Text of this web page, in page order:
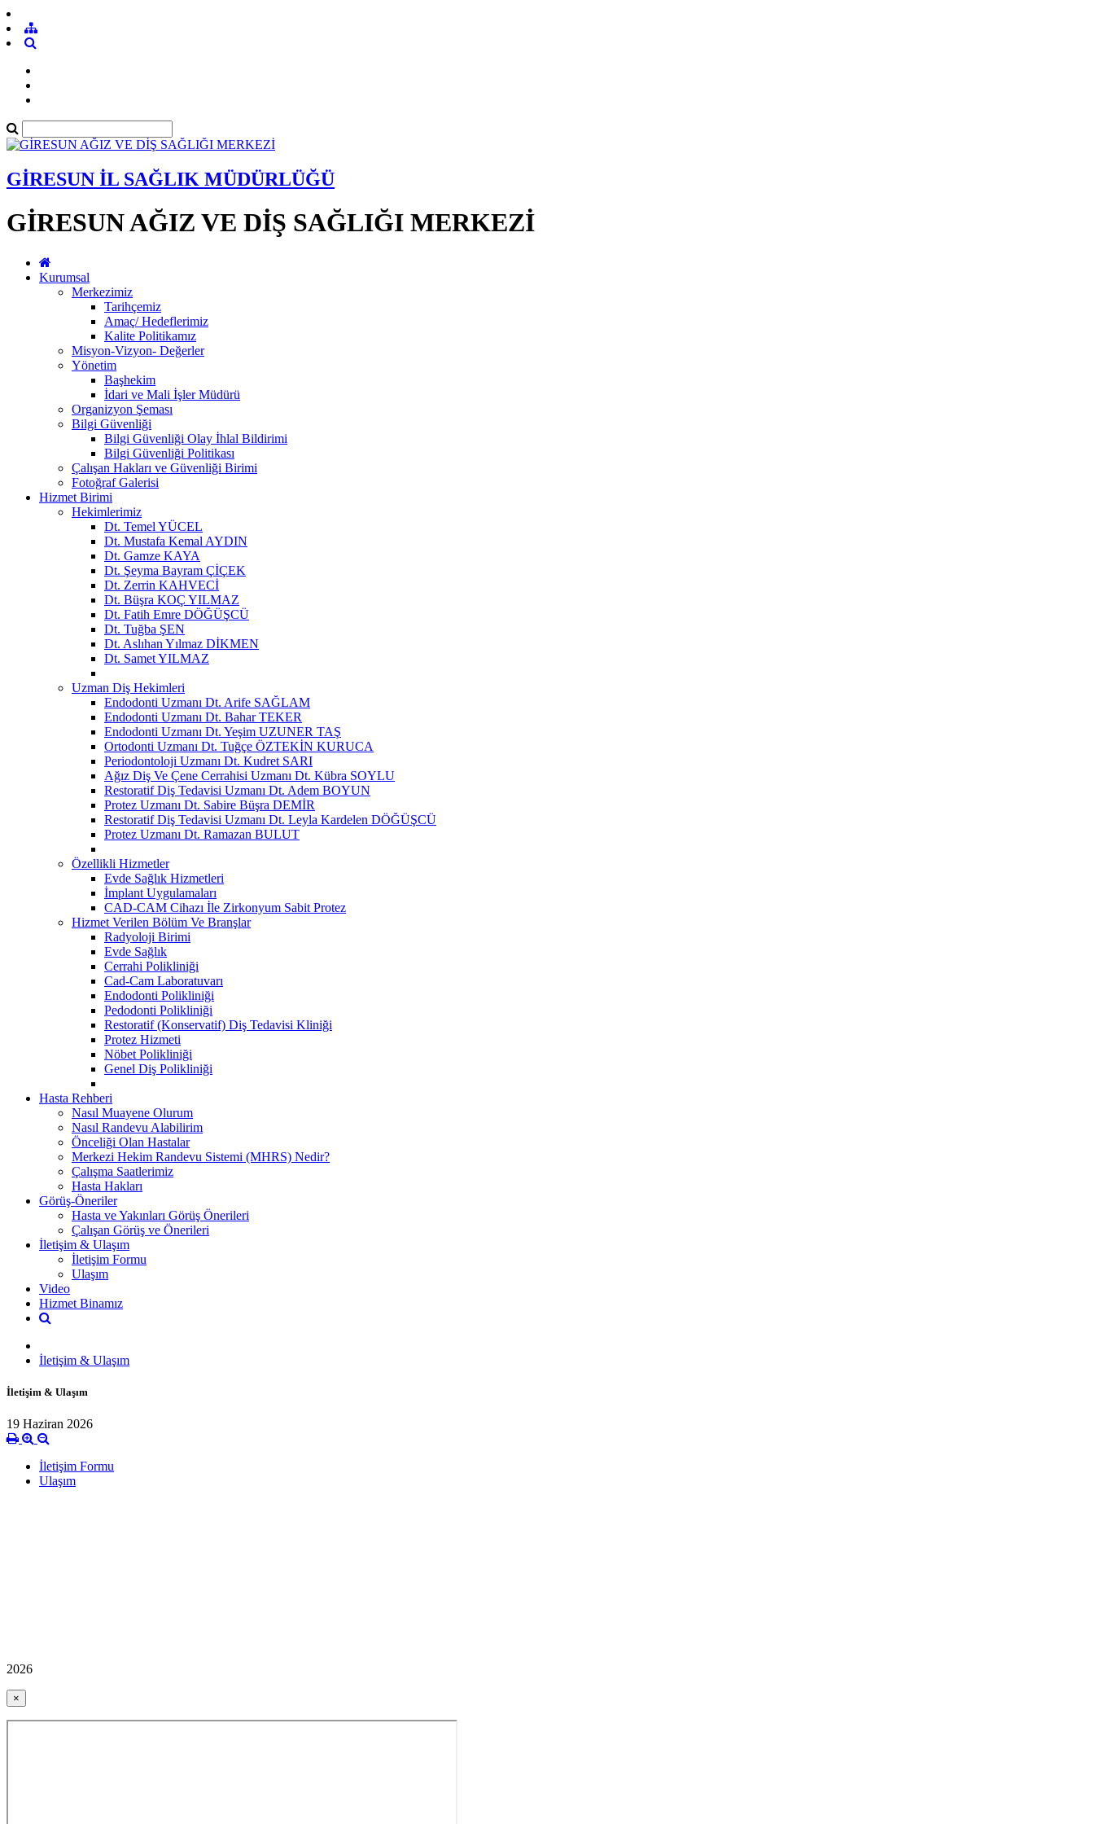
GİRESUN İL SAĞLIK MÜDÜRLÜĞÜ
GİRESUN AĞIZ VE DİŞ SAĞLIĞI MERKEZİ
Kurumsal
Merkezimiz
Tarihçemiz
Amaç/ Hedeflerimiz
Kalite Politikamız
Misyon-Vizyon- Değerler
Yönetim
Başhekim
İdari ve Mali İşler Müdürü
Organizyon Şeması
Bilgi Güvenliği
Bilgi Güvenliği Olay İhlal Bildirimi
Bilgi Güvenliği Politikası
Çalışan Hakları ve Güvenliği Birimi
Fotoğraf Galerisi
Hizmet Birimi
Hekimlerimiz
Dt. Temel YÜCEL
Dt. Mustafa Kemal AYDIN
Dt. Gamze KAYA
Dt. Şeyma Bayram ÇİÇEK
Dt. Zerrin KAHVECİ
Dt. Büşra KOÇ YILMAZ
Dt. Fatih Emre DÖĞÜŞCÜ
Dt. Tuğba ŞEN
Dt. Aslıhan Yılmaz DİKMEN
Dt. Samet YILMAZ
Uzman Diş Hekimleri
Endodonti Uzmanı Dt. Arife SAĞLAM
Endodonti Uzmanı Dt. Bahar TEKER
Endodonti Uzmanı Dt. Yeşim UZUNER TAŞ
Ortodonti Uzmanı Dt. Tuğçe ÖZTEKİN KURUCA
Periodontoloji Uzmanı Dt. Kudret SARI
Ağız Diş Ve Çene Cerrahisi Uzmanı Dt. Kübra SOYLU
Restoratif Diş Tedavisi Uzmanı Dt. Adem BOYUN
Protez Uzmanı Dt. Sabire Büşra DEMİR
Restoratif Diş Tedavisi Uzmanı Dt. Leyla Kardelen DÖĞÜŞCÜ
Protez Uzmanı Dt. Ramazan BULUT
Özellikli Hizmetler
Evde Sağlık Hizmetleri
İmplant Uygulamaları
CAD-CAM Cihazı İle Zirkonyum Sabit Protez
Hizmet Verilen Bölüm Ve Branşlar
Radyoloji Birimi
Evde Sağlık
Cerrahi Polikliniği
Cad-Cam Laboratuvarı
Endodonti Polikliniği
Pedodonti Polikliniği
Restoratif (Konservatif) Diş Tedavisi Kliniği
Protez Hizmeti
Nöbet Polikliniği
Genel Diş Polikliniği
Hasta Rehberi
Nasıl Muayene Olurum
Nasıl Randevu Alabilirim
Önceliği Olan Hastalar
Merkezi Hekim Randevu Sistemi (MHRS) Nedir?
Çalışma Saatlerimiz
Hasta Hakları
Görüş-Öneriler
Hasta ve Yakınları Görüş Önerileri
Çalışan Görüş ve Önerileri
İletişim & Ulaşım
İletişim Formu
Ulaşım
Video
Hizmet Binamız
İletişim & Ulaşım
İletişim & Ulaşım
19 Haziran 2026
İletişim Formu
Ulaşım
2026
×